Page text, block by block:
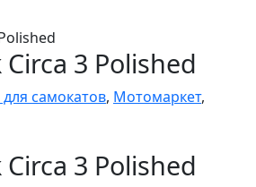
3 Polished
самокатов, Мотомаркет,
3 Polished